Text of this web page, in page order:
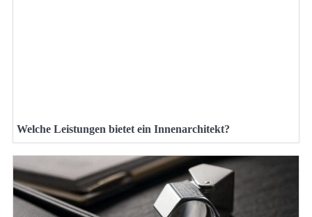
Welche Leistungen bietet ein Innenarchitekt?